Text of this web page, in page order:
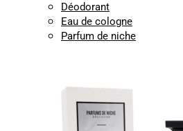
Déodorant
Eau de cologne
Parfum de niche